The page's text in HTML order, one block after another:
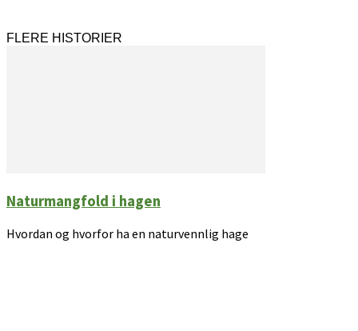
FLERE HISTORIER
Naturmangfold i hagen
Hvordan og hvorfor ha en naturvennlig hage